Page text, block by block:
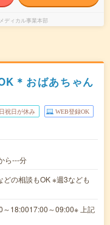
ディカル事業本部
＊おばあちゃん
祝日が休み WEB登録OK
ら---分
の相談もOK ※週3なども
～18:0017:00～09:00※ 上記